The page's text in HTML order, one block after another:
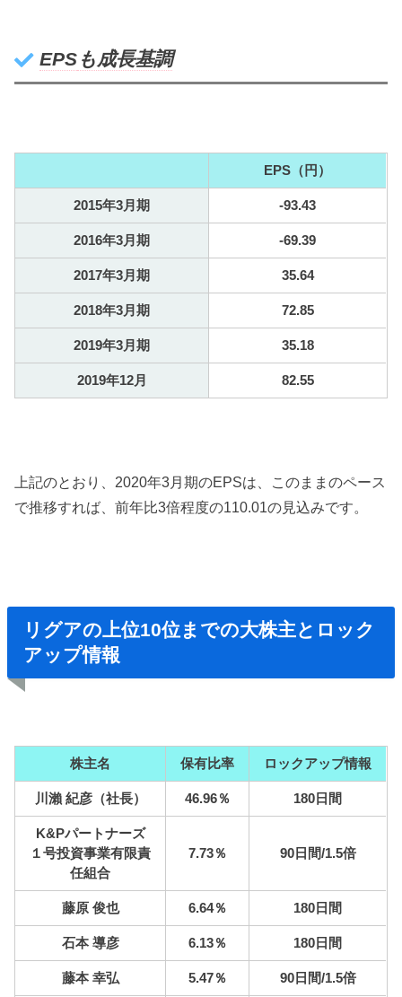
EPS も成長基調
EPS（円）
2015年3月期 -93.43
2016年3月期 -69.39
2017年3月期 35.64
2018年3月期 72.85
2019年3月期 35.18
2019年12月 82.55
上記のとおり、2020年3月期のEPSは、このままのペース
で推移すれば、前年比3倍程度の110.01の見込みです。
リグアの上位10位までの大株主とロック
アップ情報
株主名 保有比率 ロックアップ情報
川瀨 紀彦（社長） 46.96％ 180日間
K&Pパートナーズ
１号投資事業有限責
任組合
7.73％ 90日間/1.5倍
藤原 俊也 6.64％ 180日間
石本 導彦 6.13％ 180日間
藤本 幸弘 5.47％ 90日間/1.5倍